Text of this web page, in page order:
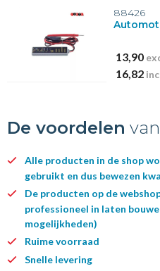
88426
13,90
16,82
De voordelen
Alle producten in de shop
gebruikt en dus bewezen
De producten op de
professioneel in laten
mogelijkheden)
Ruime voorraad
Snelle levering